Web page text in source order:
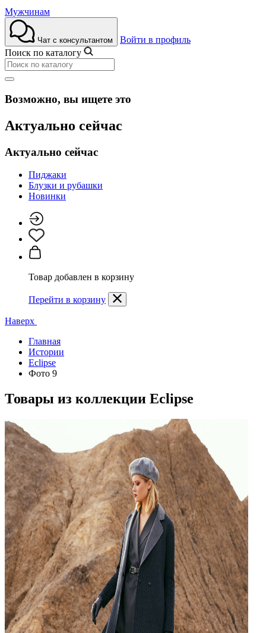
Мужчинам
Чат с консультантом
Войти в профиль
Поиск по каталогу
Возможно, вы ищете это
Актуально сейчас
Актуально сейчас
Пиджаки
Блузки и рубашки
Новинки
Товар добавлен в корзину
Перейти в корзину
Наверх
Главная
Истории
Eclipse
Фото 9
Товары из коллекции Eclipse